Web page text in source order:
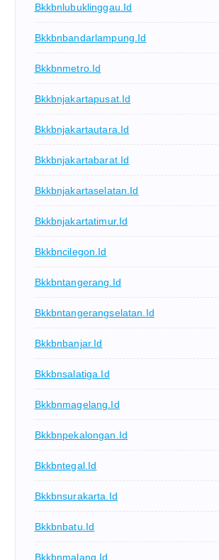
Bkkbnlubuklinggau.id
Bkkbnbandarlampung.id
Bkkbnmetro.id
Bkkbnjakartapusat.id
Bkkbnjakartautara.id
Bkkbnjakartabarat.id
Bkkbnjakartaselatan.id
Bkkbnjakartatimur.id
Bkkbncilegon.id
Bkkbntangerang.id
Bkkbntangerangselatan.id
Bkkbnbanjar.id
Bkkbnsalatiga.id
Bkkbnmagelang.id
Bkkbnpekalongan.id
Bkkbntegal.id
Bkkbnsurakarta.id
Bkkbnbatu.id
Bkkbnmalang.id